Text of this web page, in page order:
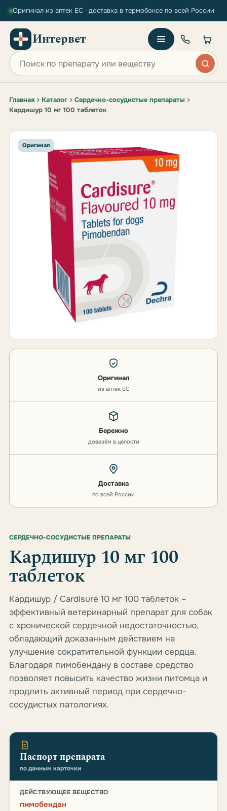
Оригинал из аптек ЕС · доставка в термобоксе по всей России
Интервет
Поиск по сайту
Главная Каталог
Сердечно-сосудистые препараты
Кардишур 10 мг 100 таблеток
Оригинал
Оригинал
из аптек ЕС
Бережно
довезём в целости
Доставка
по всей России
СЕРДЕЧНО-СОСУДИСТЫЕ ПРЕПАРАТЫ
Кардишур 10 мг 100
таблеток
Кардишур / Cardisure 10 мг 100 таблеток –
эффективный ветеринарный препарат для собак
с хронической сердечной недостаточностью,
обладающий доказанным действием на
улучшение сократительной функции сердца.
Благодаря пимобендану в составе средство
позволяет повысить качество жизни питомца и
продлить активный период при сердечно-
сосудистых патологиях.
Паспорт препарата
по данным карточки
ДЕЙСТВУЮЩЕЕ ВЕЩЕСТВО
пимобендан